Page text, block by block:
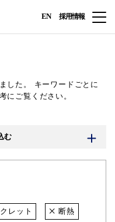
EN 採用情報
した。
キーワードごとに
にご覧ください。
む
レット 断熱